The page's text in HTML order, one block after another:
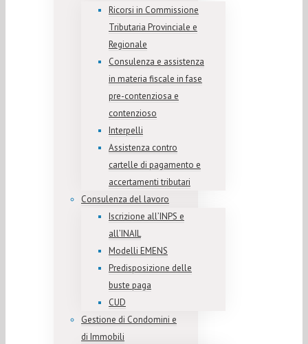
Ricorsi in Commissione
Tributaria Provinciale e
Regionale
Consulenza e assistenza
in materia fiscale in fase
pre-contenziosa e
contenzioso
Interpelli
Assistenza contro
cartelle di pagamento e
accertamenti tributari
Consulenza del lavoro
Iscrizione all’INPS e
all’INAIL
Modelli EMENS
Predisposizione delle
buste paga
CUD
Gestione di Condomini e
di Immobili